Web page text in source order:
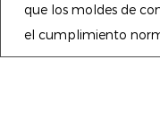
que los moldes de
el cumplimiento